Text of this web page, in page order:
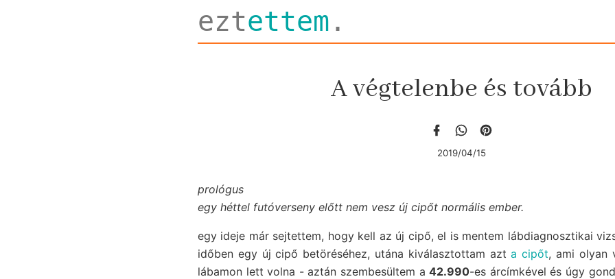
eztettem .
A végtelenbe és tovább
2019/04/15
prológus
egy héttel futóverseny előtt nem vesz új cipőt normális ember.
egy ideje már sejtettem, hogy kell az új cipő, el is mentem lábdiagnosztikai
időben egy új cipő betöréséhez, utána kiválasztottam azta cipőt, ami olyan
lábamon lett volna - aztán szembesültem a42.990-es árcímkével és úgy